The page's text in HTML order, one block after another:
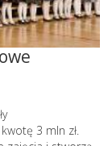
3 mln zł.